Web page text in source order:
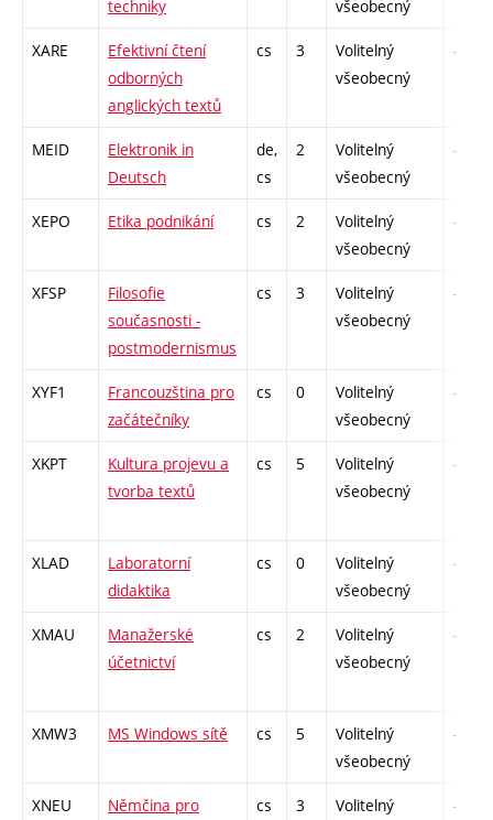
techniky
všeobecný
XARE
Efektivní čtení
odborných
anglických textů
cs 3
Volitelný
všeobecný
-
MEID
Elektronik in
Deutsch
de,
cs
2
Volitelný
všeobecný
-
XEPO Etika podnikání cs 2
Volitelný
všeobecný
-
XFSP
Filosofie
současnosti -
postmodernismus
cs 3
Volitelný
všeobecný
-
XYF1
Francouzština pro
začátečníky
cs 0
Volitelný
všeobecný
-
XKPT
Kultura projevu a
tvorba textů
cs 5
Volitelný
všeobecný
-
XLAD
Laboratorní
didaktika
cs 0
Volitelný
všeobecný
-
XMAU
Manažerské
účetnictví
cs 2
Volitelný
všeobecný
-
XMW3 MS Windows sítě cs 5
Volitelný
všeobecný
-
XNEU
Němčina pro
cs 3
Volitelný
-